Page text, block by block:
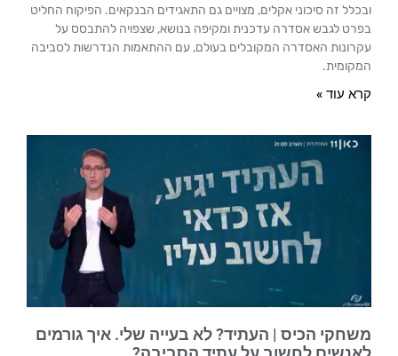
ובכלל זה סיכוני אקלים, מצויים גם התאגידים הבנקאים. הפיקוח החליט
בפרט לגבש אסדרה עדכנית ומקיפה בנושא, שצפויה להתבסס על
עקרונות האסדרה המקובלים בעולם, עם ההתאמות הנדרשות לסביבה
המקומית.
קרא עוד »
משחקי הכיס | העתיד? לא בעייה שלי. איך גורמים